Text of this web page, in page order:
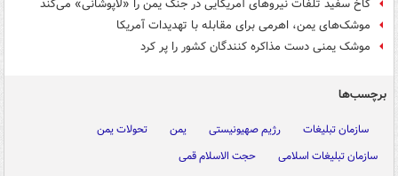
کاخ سفید تلفات نیروهای آمریکایی در جنگ یمن را «لاپوشانی» می‌کند
موشک‌های یمن، اهرمی برای مقابله با تهدیدات آمریکا
موشک یمنی دست مذاکره کنندگان کشور را پر کرد
برچسب‌ها
سازمان تبلیغات رژیم صهیونیستی یمن
تحولات یمن
سازمان تبلیغات اسلامی
حجت الاسلام قمی